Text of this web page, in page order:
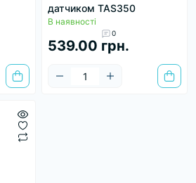
датчиком TAS350
В наявності
0
539.00 грн.